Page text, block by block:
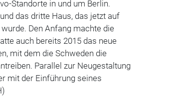
Standorte in und um Berlin.
das dritte Haus, das jetzt auf
Den Anfang machte die
auch bereits 2015 das neue
mit dem die Schweden die
Parallel zur Neugestaltung
mit der Einführung seines